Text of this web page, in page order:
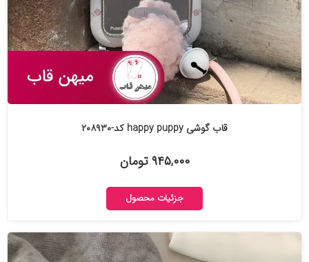
قاب گوشی happy puppy کد-۲۰۸۹۳۰
۹۴۵,۰۰۰ تومان
جزئیات محصول